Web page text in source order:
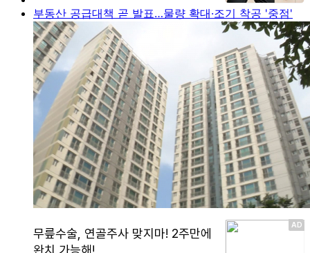
부동산 공급대책 곧 발표…물량 확대·조기 착공 '중점'